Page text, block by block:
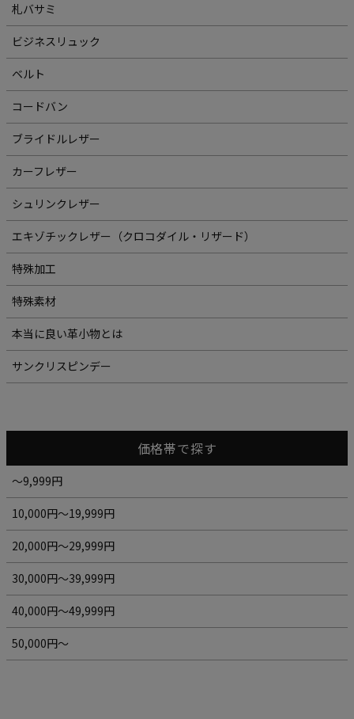
札バサミ
ビジネスリュック
ベルト
コードバン
ブライドルレザー
カーフレザー
シュリンクレザー
エキゾチックレザー（クロコダイル・リザード）
特殊加工
特殊素材
本当に良い革小物とは
サンクリスピンデー
価格帯で探す
～9,999円
10,000円～19,999円
20,000円～29,999円
30,000円～39,999円
40,000円～49,999円
50,000円～